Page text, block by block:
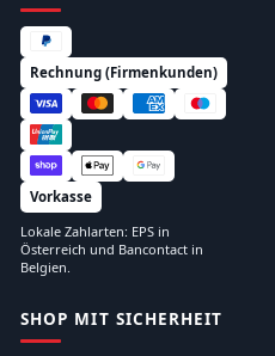
Rechnung (Firmenkunden)
Vorkasse
Lokale Zahlarten: EPS in
Österreich und Bancontact in
Belgien.
SHOP MIT SICHERHEIT